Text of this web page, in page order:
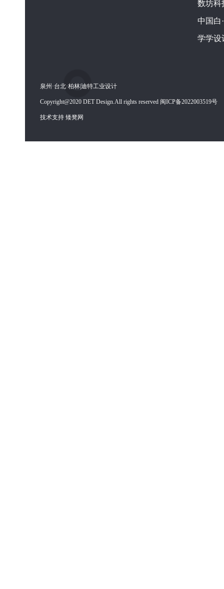
数坊科
中国白
学学设
泉州·台北·柏林|迪特工业设计
Copyright@2020 DET Design.All rights reserved 闽ICP备2022003519号
技术支持 矮凳网